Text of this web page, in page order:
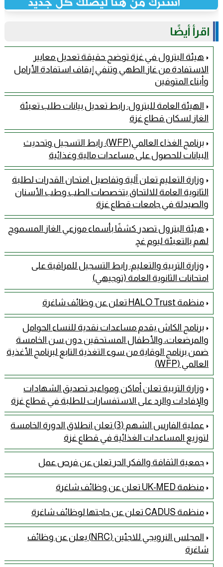
اقرأ أيضًا
هيئة البترول في غزة توضح حقيقة تعديل معايير
الاستفادة من غاز الطهي وتنفي إيقاف استفادة الأرامل
وأبناء المتوفين
الهيئة العامة للبترول: رابط تعديل بيانات طلب تعبئة
الغاز لسكان قطاع غزة
برنامج الغذاء العالمي(WFP): رابط التسجيل وتحديث
البيانات للحصول على مساعدات مالية وغذائية
وزارة التعليم تعلن آلية وتفاصيل امتحان القدرات لطلبة
الثانوية العامة للالتحاق بتخصصات الطب وطب الأسنان
والصيدلة في جامعات قطاع غزة
هيئة البترول تصدر كشفًا بأسماء موزعي الغاز المسموح
لهم بالتعبئة ليوم غدٍ
وزارة التربية والتعليم: رابط التسجيل للمراقبة على
امتحانات الثانوية العامة (توجيهي)
منظمة HALO Trust تعلن عن وظائف شاغرة
برنامج الكاش يقدم مساعدات نقدية للنساء الحوامل
والمرضعات، والأطفال المستحقين دون سن الخامسة
ضمن برنامج الوقاية من سوء التغذية التابع لبرنامج الأغذية
العالمي (WFP)
وزارة التربية تعلن أماكن ومواعيد تصديق الشهادات
والإفادات والرد على الاستفسارات للطلبة في قطاع غزة
عملية الفارس الشهم (3) تعلن انطلاق الدورة الخامسة
لتوزيع المساعدات الغذائية في قطاع غزة
جمعية الثقافة والفكر الحر تعلن عن فرص عمل
منظمة UK-MED تعلن عن وظائف شاغرة
منظمة CADUS تعلن عن حاجتها لوظائف شاغرة
المجلس النرويجي للاجئين (NRC) يعلن عن وظائف
شاغرة